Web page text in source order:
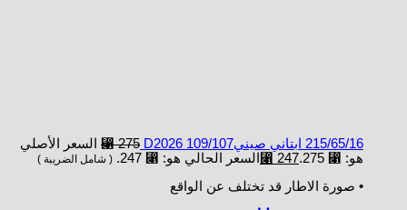
215/65/16 ابتاني صينيD2026 109/107 ⃁275
السعر الأصلي
هو: ⃁ 275.
⃁ 247 السعر الحالي هو: ⃁ 247. ( شامل الضريبة )
• صورة الاطار قد تختلف عن الواقع